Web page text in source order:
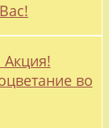
во